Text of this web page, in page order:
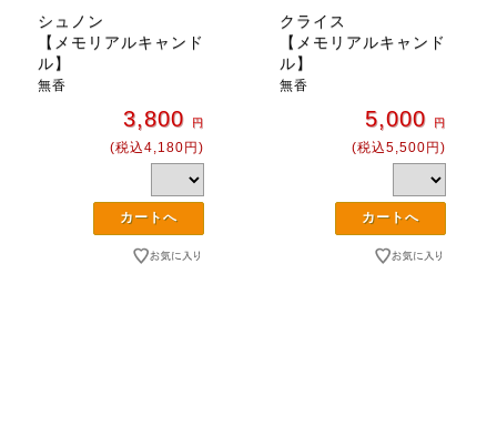
シュノン
【メモリアルキャンド
ル】
無香
3,800 円
(税込4,180円)
クライス
【メモリアルキャンド
ル】
無香
5,000 円
(税込5,500円)